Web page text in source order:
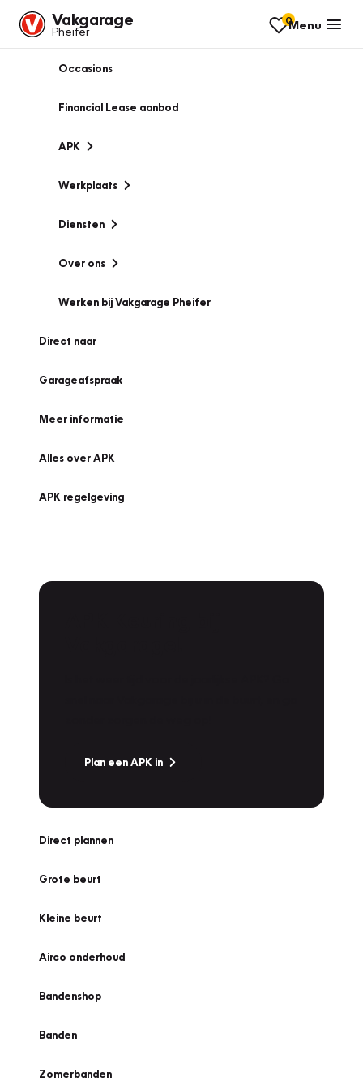
Vakgarage
Pheifer
0Menu
Occasions
Financial Lease aanbod
APK
Werkplaats
Diensten
Over ons
Werken bij Vakgarage Pheifer
Direct naar
Garageafspraak
Meer informatie
Alles over APK
APK regelgeving
Plan een APK in
Direct plannen
Grote beurt
Kleine beurt
Airco onderhoud
Bandenshop
Banden
Zomerbanden